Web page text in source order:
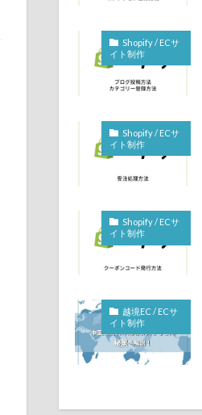
Shopify / ECサ
イト制作
Shopify / ECサ
イト制作
Shopify / ECサ
イト制作
越境EC / ECサ
イト制作